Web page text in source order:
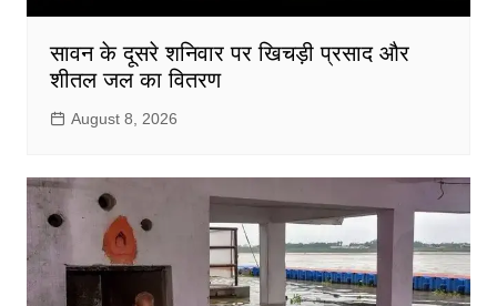
सावन के दूसरे शनिवार पर खिचड़ी प्रसाद और
शीतल जल का वितरण
August 8, 2026